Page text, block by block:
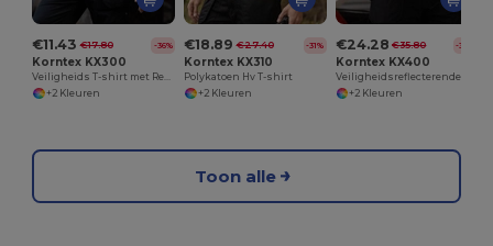
€11.43 €17.80 -36%
Korntex KX300
Veiligheids T-shirt met Reflecterende Strepen
+2 Kleuren
€18.89 €27.40 -31%
Korntex KX310
Polykatoen Hv T-shirt
+2 Kleuren
€24.28 €35.80 -32%
Korntex KX400
+2 Kleuren
Toon alle